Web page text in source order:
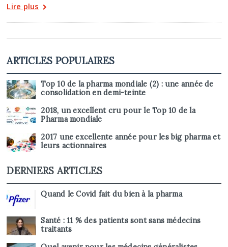
Lire plus
ARTICLES POPULAIRES
Top 10 de la pharma mondiale (2) : une année de
consolidation en demi-teinte
2018, un excellent cru pour le Top 10 de la
Pharma mondiale
2017 une excellente année pour les big pharma et
leurs actionnaires
DERNIERS ARTICLES
Quand le Covid fait du bien à la pharma
Santé : 11 % des patients sont sans médecins
traitants